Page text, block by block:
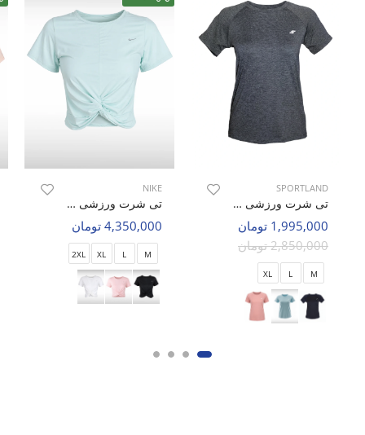
SPORTLAND
تی شرت ورزشی زنانه اسپورتلند SHIFT Force W
1,995,000 تومان
2,850,000 تومان
M
L
XL
NIKE
تی شرت ورزشی زنانه نایک Nike Luna Bloom W
4,350,000 تومان
M
L
XL
2XL